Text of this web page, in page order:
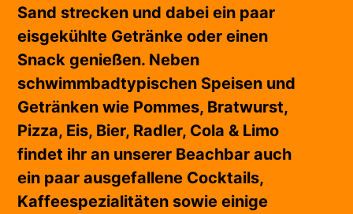
Sand strecken und dabei ein paar
eisgekühlte Getränke oder einen
Snack genießen. Neben
schwimmbadtypischen Speisen und
Getränken wie Pommes, Bratwurst,
Pizza, Eis, Bier, Radler, Cola & Limo
findet ihr an unserer Beachbar auch
ein paar ausgefallene Cocktails,
Kaffeespezialitäten sowie einige